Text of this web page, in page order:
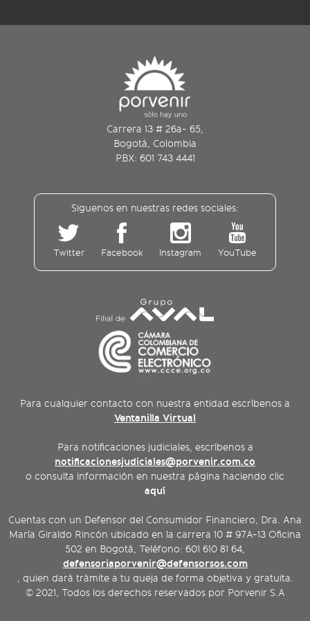
Carrera 13 # 26a- 65,
Bogotá, Colombia
PBX: 601 743 4441
Siguenos en nuestras redes sociales:
Twitter Facebook Instagram YouTube
Para cualquier contacto con nuestra entidad escríbenos a
Ventanilla Virtual
Para notificaciones judiciales, escríbenos a
notificacionesjudiciales@porvenir.com.co
o consulta información en nuestra página haciendo clic
aquí
Cuentas con un Defensor del Consumidor Financiero, Dra. Ana
María Giraldo Rincón ubicado en la carrera 10 # 97A-13 Oficina
502 en Bogotá, Teléfono: 601 610 81 64,
defensoriaporvenir@defensorsos.com
, quien dará trámite a tu queja de forma objetiva y gratuita.
© 2021, Todos los derechos reservados por Porvenir S.A